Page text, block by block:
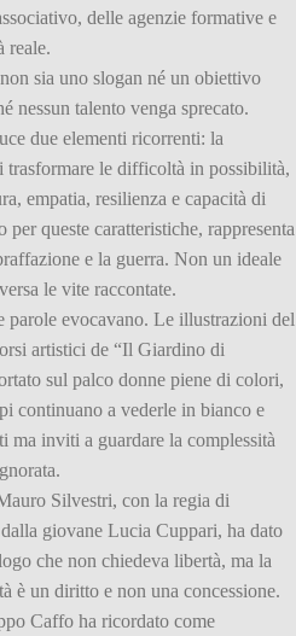
delle agenzie formative e
reale.
sia uno slogan né un obiettivo
nessun talento venga sprecato.
due elementi ricorrenti: la
trasformare le difficoltà in possibilità,
empatia, resilienza e capacità di
queste caratteristiche, rappresenta
e la guerra. Non un ideale
le vite raccontate.
parole evocavano. Le illustrazioni del
artistici de “Il Giardino di
sul palco donne piene di colori,
continuano a vederle in bianco e
inviti a guardare la complessità
Silvestri, con la regia di
giovane Lucia Cuppari, ha dato
che non chiedeva libertà, ma la
è un diritto e non una concessione.
Caffo ha ricordato come